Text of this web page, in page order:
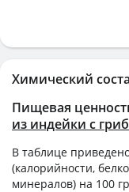
Химический
Пищевая
из индейки с
В таблице
(калорийности,
минералов) на 100